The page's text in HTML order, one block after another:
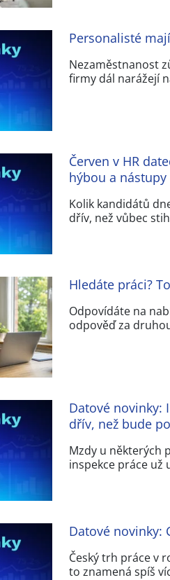
Personalisté
Nezaměstnanost
firmy dál narážejí
Červen v HR
hýbou a
Kolik kandidátů
dřív, než vůbec
Hledáte práci?
Odpovídáte na
odpověď za
Datové novinky:
dřív, než bude
Mzdy u některých
inspekce práce už
Datové novinky:
Český trh práce v
to znamená spíš